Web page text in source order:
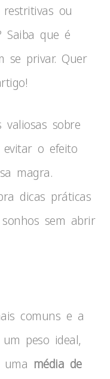
ou
Saiba que é
se privar. Quer
valiosas sobre
o efeito
magra.
dicas práticas
sem abrir
comuns e a
peso ideal,
uma média de